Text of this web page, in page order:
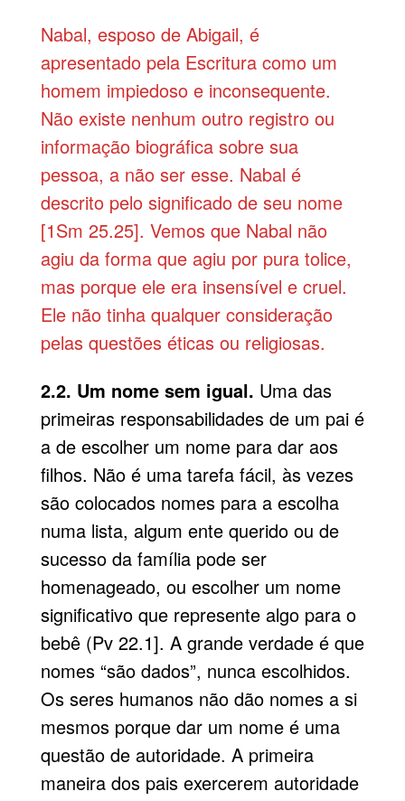
Nabal, esposo de Abigail, é
apresentado pela Escritura como um
homem impiedoso e inconsequente.
Não existe nenhum outro registro ou
informação biográfica sobre sua
pessoa, a não ser esse. Nabal é
descrito pelo significado de seu nome
[1Sm 25.25]. Vemos que Nabal não
agiu da forma que agiu por pura tolice,
mas porque ele era insensível e cruel.
Ele não tinha qualquer consideração
pelas questões éticas ou religiosas.
2.2. Um nome sem igual. Uma das
primeiras responsabilidades de um pai é
a de escolher um nome para dar aos
filhos. Não é uma tarefa fácil, às vezes
são colocados nomes para a escolha
numa lista, algum ente querido ou de
sucesso da família pode ser
homenageado, ou escolher um nome
significativo que represente algo para o
bebê (Pv 22.1]. A grande verdade é que
nomes “são dados”, nunca escolhidos.
Os seres humanos não dão nomes a si
mesmos porque dar um nome é uma
questão de autoridade. A primeira
maneira dos pais exercerem autoridade